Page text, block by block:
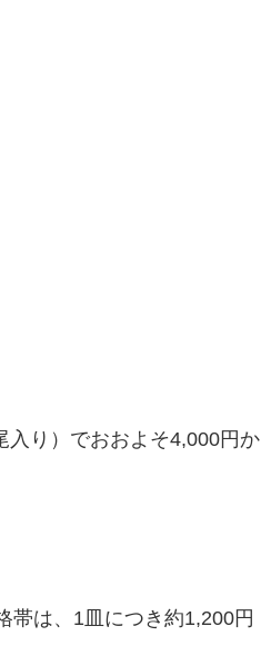
入り）でおおよそ4,000円か
帯は、1皿につき約1,200円